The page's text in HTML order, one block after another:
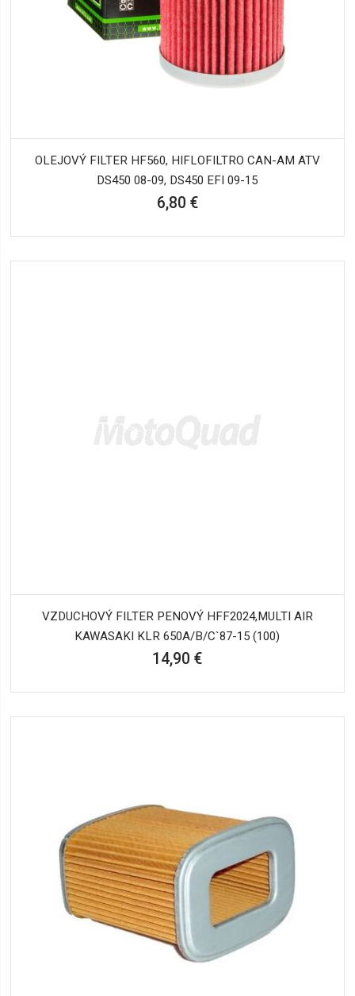
OLEJOVÝ FILTER HF560, HIFLOFILTRO CAN-AM ATV
DS450 08-09, DS450 EFI 09-15
6,80 €
VZDUCHOVÝ FILTER PENOVÝ HFF2024,MULTI AIR
KAWASAKI KLR 650A/B/C`87-15 (100)
14,90 €